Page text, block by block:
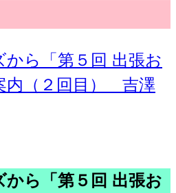
ら「第５回 出張お
内（２回目） 吉澤
ら「第５回 出張お